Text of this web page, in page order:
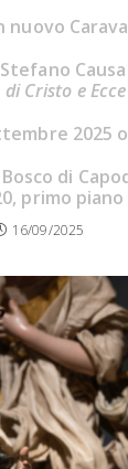
nuovo
Cristo e
2025
di
primo piano
16/09/2025